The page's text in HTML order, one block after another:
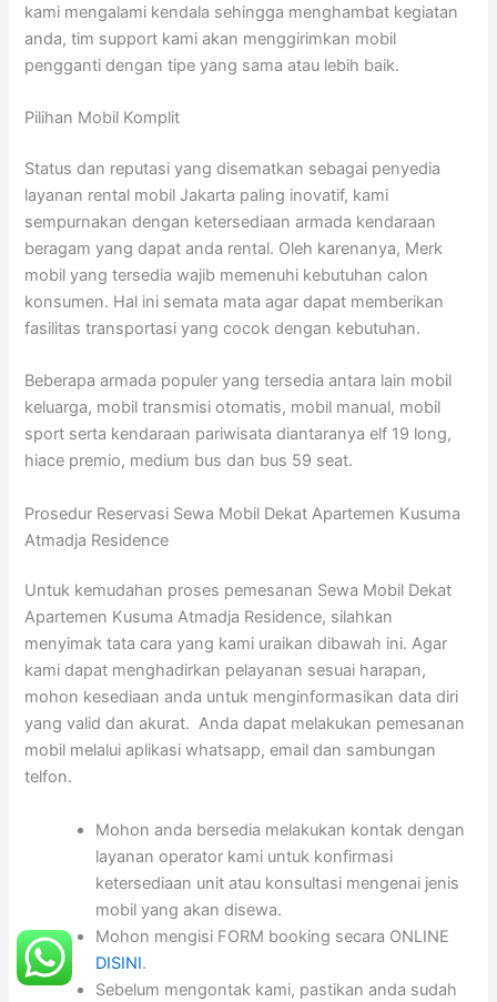
kami mengalami kendala sehingga menghambat kegiatan
anda, tim support kami akan menggirimkan mobil
pengganti dengan tipe yang sama atau lebih baik.
Pilihan Mobil Komplit
Status dan reputasi yang disematkan sebagai penyedia
layanan rental mobil Jakarta paling inovatif, kami
sempurnakan dengan ketersediaan armada kendaraan
beragam yang dapat anda rental. Oleh karenanya, Merk
mobil yang tersedia wajib memenuhi kebutuhan calon
konsumen. Hal ini semata mata agar dapat memberikan
fasilitas transportasi yang cocok dengan kebutuhan.
Beberapa armada populer yang tersedia antara lain mobil
keluarga, mobil transmisi otomatis, mobil manual, mobil
sport serta kendaraan pariwisata diantaranya elf 19 long,
hiace premio, medium bus dan bus 59 seat.
Prosedur Reservasi Sewa Mobil Dekat Apartemen Kusuma
Atmadja Residence
Untuk kemudahan proses pemesanan Sewa Mobil Dekat
Apartemen Kusuma Atmadja Residence, silahkan
menyimak tata cara yang kami uraikan dibawah ini. Agar
kami dapat menghadirkan pelayanan sesuai harapan,
mohon kesediaan anda untuk menginformasikan data diri
yang valid dan akurat. Anda dapat melakukan pemesanan
mobil melalui aplikasi whatsapp, email dan sambungan
telfon.
Mohon anda bersedia melakukan kontak dengan
layanan operator kami untuk konfirmasi
ketersediaan unit atau konsultasi mengenai jenis
mobil yang akan disewa.
Mohon mengisi FORM booking secara ONLINE
DISINI.
Sebelum mengontak kami, pastikan anda sudah